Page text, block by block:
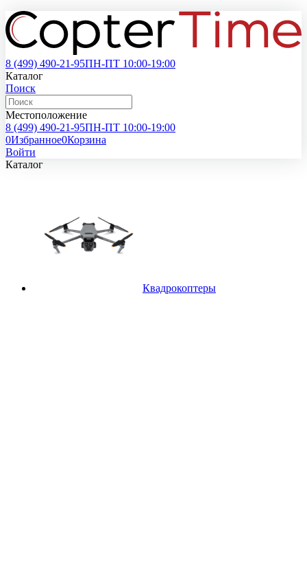
8 (499) 490-21-95ПН-ПТ 10:00-19:00
Каталог
Поиск
Местоположение
8 (499) 490-21-95ПН-ПТ 10:00-19:00
0Избранное0Корзина
Войти
Каталог
Квадрокоптеры